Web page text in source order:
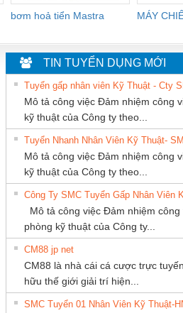
bơm hoả tiển Mastra MÁY
An Toàn
Contact
– PSR-
SCP-
FSP/2X1/1X2
sát chuỗi
tấm pin
16I+
Bộ giám sát chuỗi
tấm pin
TRANSCLINIC 16I+
1K5 L (2433950000)
Bộ chỉnh lưu nguồn
điện TRANSCLINIC
BKE 1K5.4
TY TNHH
BỊ CÔNG
NIHON
VIỆT
CÔNG TY CỔ
PHẦN DÂY VÀ
CÁP ĐIỆN
THƯỢNG ĐÌNH
TNHH TM QC
Miền
ĐỘNG TIẾN
HƯNG
TIN TUYỂN DỤNG MỚI
Mô tả công việc Đảm nhiệm công
kỹ thuật của Công ty theo...
Tuyển Nhanh Nhân Viên Kỹ Thuật-
Mô tả công việc Đảm nhiệm công
kỹ thuật của Công ty theo...
Mô tả công việc Đảm nhiệm công
phòng kỹ thuật của Công ty...
CM88 jp net
CM88 là nhà cái cá cược trực
hữu thế giới giải trí hiện...
SMC Tuyển 01 Nhân Viên Kỹ Thuật-